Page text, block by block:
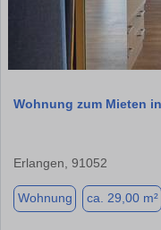
Wohnung zum Mieten
Erlangen, 91052
Wohnung ca. 29,00 m²